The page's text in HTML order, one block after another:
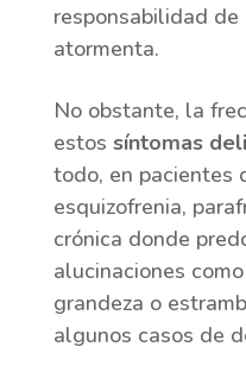
responsabilidad
atormenta.
No obstante, la
estos síntomas
todo, en pacientes
esquizofrenia,
crónica donde
alucinaciones
grandeza o
algunos casos de